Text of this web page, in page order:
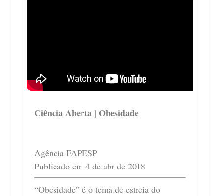
Ciência Aberta | Obesidade
Agência FAPESP
Publicado em 4 de abr de 2018
“Obesidade” é o tema de estreia do